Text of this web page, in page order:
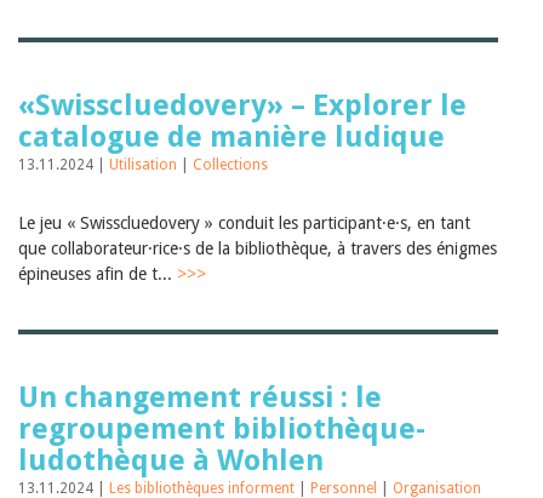
«Swisscluedovery» – Explorer le
catalogue de manière ludique
13.11.2024 | Utilisation Collections
Le jeu « Swisscluedovery » conduit les participant·e·s, en tant
que collaborateur·rice·s de la bibliothèque, à travers des énigmes
épineuses afin de t... >>>
Un changement réussi : le
regroupement bibliothèque-
ludothèque à Wohlen
13.11.2024 | Les bibliothèques informent Personnel Organisation